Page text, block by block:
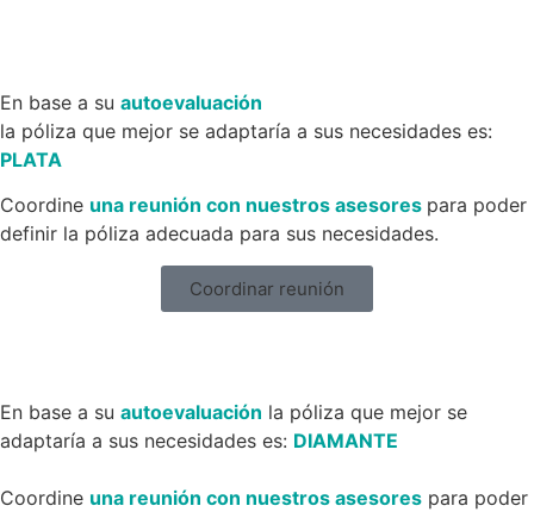
En base a su autoevaluación
la póliza que mejor se adaptaría a sus necesidades es:
PLATA
Coordine una reunión con nuestros asesores para poder
definir la póliza adecuada para sus necesidades.
Coordinar reunión
En base a su autoevaluación la póliza que mejor se
adaptaría a sus necesidades es: DIAMANTE
Coordine una reunión con nuestros asesores para poder